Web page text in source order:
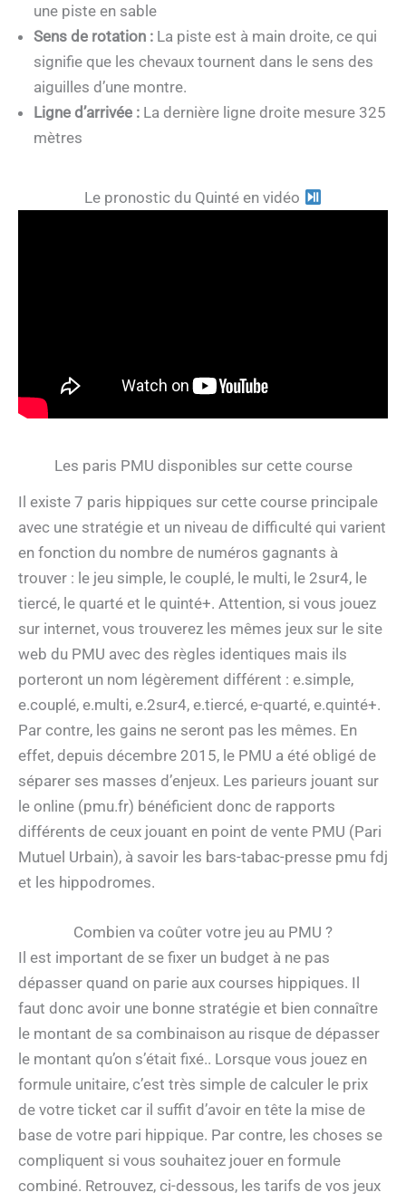
une piste en sable
Sens de rotation : La piste est à main droite, ce qui
signifie que les chevaux tournent dans le sens des
aiguilles d’une montre.
Ligne d’arrivée : La dernière ligne droite mesure 325
mètres
Le pronostic du Quinté en vidéo
Les paris PMU disponibles sur cette course
Il existe 7 paris hippiques sur cette course principale
avec une stratégie et un niveau de difficulté qui varient
en fonction du nombre de numéros gagnants à
trouver : le jeu simple, le couplé, le multi, le 2sur4, le
tiercé, le quarté et le quinté+. Attention, si vous jouez
sur internet, vous trouverez les mêmes jeux sur le site
web du PMU avec des règles identiques mais ils
porteront un nom légèrement différent : e.simple,
e.couplé, e.multi, e.2sur4, e.tiercé, e-quarté, e.quinté+.
Par contre, les gains ne seront pas les mêmes. En
effet, depuis décembre 2015, le PMU a été obligé de
séparer ses masses d’enjeux. Les parieurs jouant sur
le online (pmu.fr) bénéficient donc de rapports
différents de ceux jouant en point de vente PMU (Pari
Mutuel Urbain), à savoir les bars-tabac-presse pmu fdj
et les hippodromes.
Combien va coûter votre jeu au PMU ?
Il est important de se fixer un budget à ne pas
dépasser quand on parie aux courses hippiques. Il
faut donc avoir une bonne stratégie et bien connaître
le montant de sa combinaison au risque de dépasser
le montant qu’on s’était fixé.. Lorsque vous jouez en
formule unitaire, c’est très simple de calculer le prix
de votre ticket car il suffit d’avoir en tête la mise de
base de votre pari hippique. Par contre, les choses se
compliquent si vous souhaitez jouer en formule
combiné. Retrouvez, ci-dessous, les tarifs de vos jeux